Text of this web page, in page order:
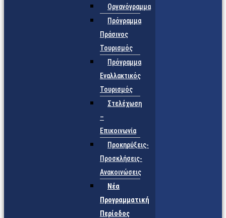
Οργανόγραμμα
Πρόγραμμα
Πράσινος
Τουρισμός
Πρόγραμμα
Εναλλακτικός
Τουρισμός
Στελέχωση
–
Επικοινωνία
Προκηρύξεις-
Προσκλήσεις-
Ανακοινώσεις
Νέα
Προγραμματική
Περίοδος